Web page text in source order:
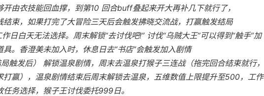
开由衣技能回血撑，到第10 回合buff叠起来开大再补几下就行了，
结束，如果打完了大冒险三天后会触发拂晓交流战，打赢触发结局
日白天无法选择。周末解锁“去讨伐吧!” 讨伐“乌贼大王”可以得到“触手”加
具。香澄美未加入时，休息日去“书店”会触发加入剧情
触发后） 解锁温泉剧情，周末去温泉打猴子三连战（拖完回合结束就行，
打赢），温泉剧情结束后周末解锁去温泉，五维数值上限提升至500，工作
任务选择，猴子王讨伐委托999日。